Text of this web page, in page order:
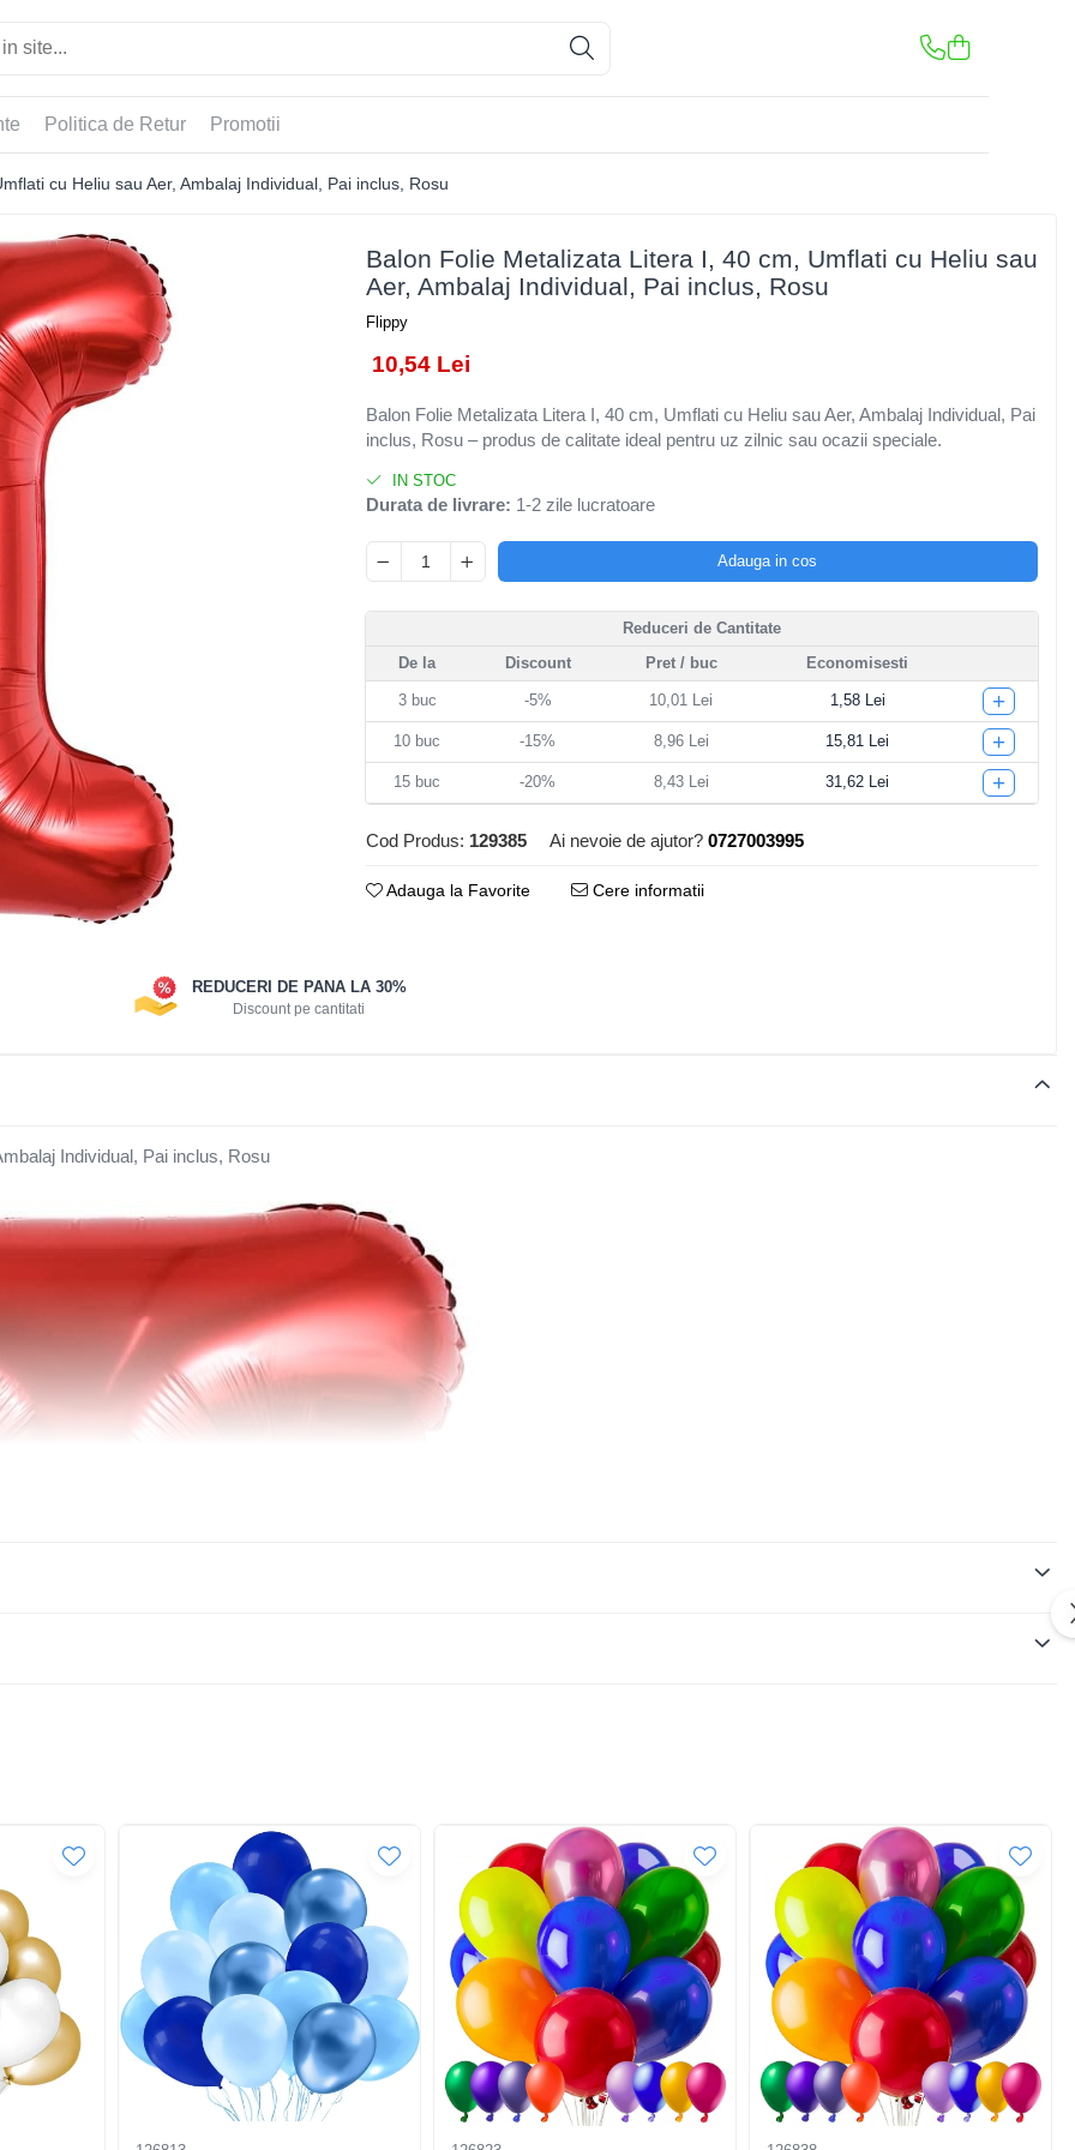
Politica de Retur Promotii
cu Heliu sau Aer, Ambalaj Individual, Pai inclus, Rosu
Balon Folie Metalizata Litera I, 40 cm, Umflati cu Heliu sau
Aer, Ambalaj Individual, Pai inclus, Rosu
Flippy
10,54 Lei
Balon Folie Metalizata Litera I, 40 cm, Umflati cu Heliu sau Aer, Ambalaj Individual, Pai
inclus, Rosu – produs de calitate ideal pentru uz zilnic sau ocazii speciale.
IN STOC
Durata de livrare: 1-2 zile lucratoare
Adauga in cos
Reduceri de Cantitate
De la
Discount Pret / buc Economisesti
3buc -5% 10,01 Lei 1,58 Lei +
10 buc -15% 8,96 Lei 15,81 Lei +
15 buc -20% 8,43 Lei 31,62 Lei +
Cod Produs: 129385 Ai nevoie de ajutor? 0727003995
Adauga la Favorite Cere informatii
REDUCERI DE PANA LA 30%
Discount pe cantitati
Individual, Pai inclus, Rosu